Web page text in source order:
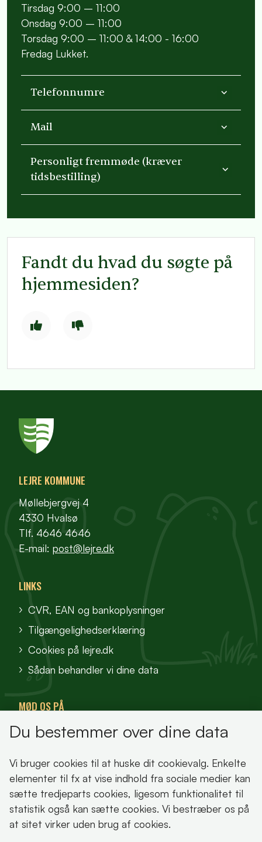
Tirsdag 9:00 – 11:00
Onsdag 9:00 – 11:00
Torsdag 9:00 – 11:00 & 14:00 - 16:00
Fredag Lukket.
Telefonnumre
Mail
Personligt fremmøde (kræver
tidsbestilling)
Fandt du hvad du søgte på
hjemmesiden?
LEJRE KOMMUNE
Møllebjergvej 4
4330 Hvalsø
Tlf. 4646 4646
E-mail: post@lejre.dk
LINKS
CVR, EAN og bankoplysninger
Tilgængelighedserklæring
Cookies på lejre.dk
Sådan behandler vi dine data
MØD OS PÅ
VisitFjordlandet
Oplev Lejre
Du bestemmer over dine data
Vi bruger cookies til at huske dit cookievalg. Enkelte
elementer til fx at vise indhold fra sociale medier kan
sætte tredjeparts cookies, ligesom funktionalitet til
statistik også kan sætte cookies. Vi bestræber os på
at sitet virker uden brug af cookies.